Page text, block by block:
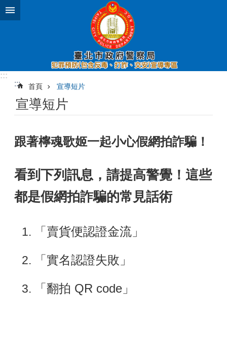
跳到主要內容區塊
:::
:::
首頁 宣導短片
宣導短片
跟著檸魂歌姬一起小心假網拍詐騙！
看到下列訊息，請提高警覺！這些
都是假網拍詐騙的常見話術
「賣貨便認證金流」
「實名認證失敗」
「翻拍 QR code」